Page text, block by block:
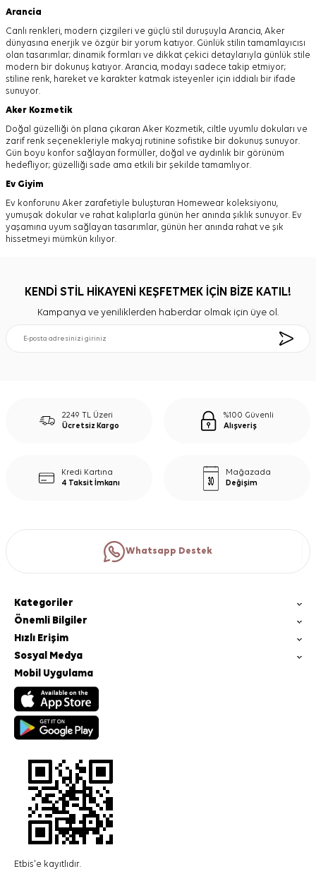
Arancia
Canlı renkleri, modern çizgileri ve güçlü stil duruşuyla Arancia, Aker
dünyasına enerjik ve özgür bir yorum katıyor. Günlük stilin tamamlayıcısı
olan tasarımlar; dinamik formları ve dikkat çekici detaylarıyla günlük stile
modern bir dokunuş katıyor. Arancia, modayı sadece takip etmiyor;
stiline renk, hareket ve karakter katmak isteyenler için iddialı bir ifade
sunuyor.
Aker Kozmetik
Doğal güzelliği ön plana çıkaran Aker Kozmetik, ciltle uyumlu dokuları ve
zarif renk seçenekleriyle makyaj rutinine sofistike bir dokunuş sunuyor.
Gün boyu konfor sağlayan formüller, doğal ve aydınlık bir görünüm
hedefliyor; güzelliği sade ama etkili bir şekilde tamamlıyor.
Ev Giyim
Ev konforunu Aker zarafetiyle buluşturan Homewear koleksiyonu,
yumuşak dokular ve rahat kalıplarla günün her anında şıklık sunuyor. Ev
yaşamına uyum sağlayan tasarımlar, günün her anında rahat ve şık
hissetmeyi mümkün kılıyor.
KENDİ STİL HİKAYENİ KEŞFETMEK İÇİN BİZE KATIL!
Kampanya ve yeniliklerden haberdar olmak için üye ol.
2249 TL Üzeri
Ücretsiz Kargo
%100 Güvenli
Alışveriş
Kredi Kartına
4 Taksit İmkanı
Mağazada
Değişim
Whatsapp Destek
Kategoriler
Önemli Bilgiler
Hızlı Erişim
Sosyal Medya
Mobil Uygulama
Etbis'e kayıtlıdır.